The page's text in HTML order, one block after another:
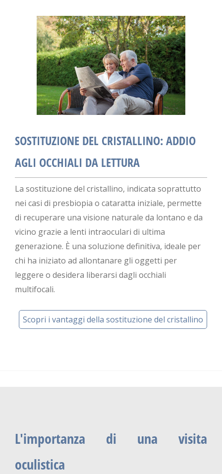
SOSTITUZIONE DEL CRISTALLINO: ADDIO
AGLI OCCHIALI DA LETTURA
La sostituzione del cristallino, indicata soprattutto
nei casi di presbiopia o cataratta iniziale, permette
di recuperare una visione naturale da lontano e da
vicino grazie a lenti intraoculari di ultima
generazione. È una soluzione definitiva, ideale per
chi ha iniziato ad allontanare gli oggetti per
leggere o desidera liberarsi dagli occhiali
multifocali.
Scopri i vantaggi della sostituzione del cristallino
L'importanza di una visita
oculistica